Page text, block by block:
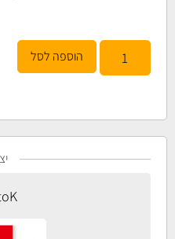
הוספה לסל